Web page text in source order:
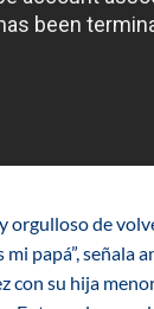
orgulloso de
mi papá”,
con su hija